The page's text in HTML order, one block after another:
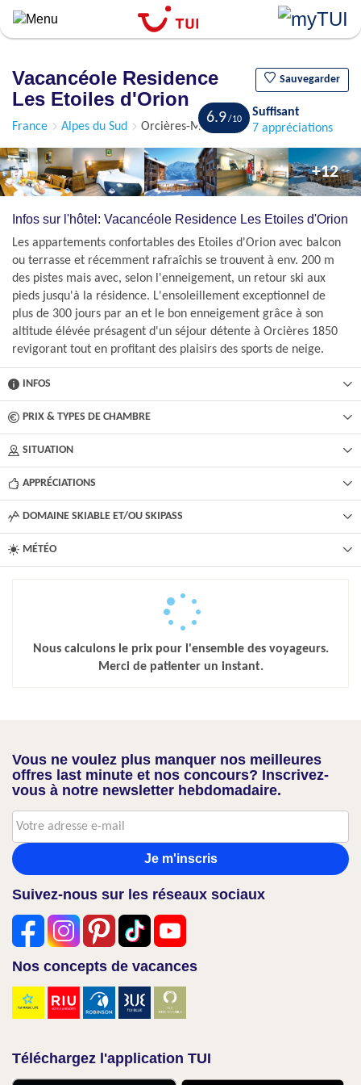
Aller
principal
Vacancéole Residence
Les Etoiles d'Orion
Sauvegarder
France Alpes du Sud Orcières-Merlette 1850
6.9
Suffisant
7 appréciations
+12
Infos sur l'hôtel: Vacancéole Residence Les Etoiles d'Orion
Les appartements confortables des Etoiles d'Orion avec balcon
ou terrasse et récemment rafraîchis se trouvent à env. 200 m
des pistes mais avec, selon l'enneigement, un retour ski aux
pieds jusqu'à la résidence. L'ensoleillement exceptionnel de
plus de 300 jours par an et le bon enneigement grâce à son
altitude élévée présagent d'un séjour détente à Orcières 1850
revigorant tout en profitant des plaisirs des sports de neige.
INFOS
PRIX & TYPES DE CHAMBRE
SITUATION
APPRÉCIATIONS
DOMAINE SKIABLE ET/OU SKIPASS
MÉTÉO
Nous calculons le prix pour l'ensemble des voyageurs.
Merci de patienter un instant.
Vous ne voulez plus manquer nos meilleures
offres last minute et nos concours? Inscrivez-
vous à notre newsletter hebdomadaire.
Je m'inscris
Suivez-nous sur les réseaux sociaux
Nos concepts de vacances
Téléchargez l'application TUI